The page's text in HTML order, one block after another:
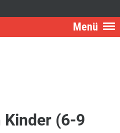
Menü
Kinder (6-9